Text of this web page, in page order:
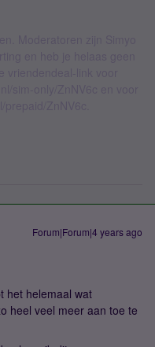
Forum|Forum|4 years ago
het helemaal wat
heel veel meer aan toe te